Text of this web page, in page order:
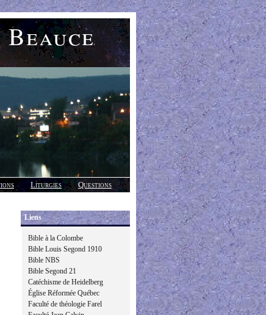
Liturgies
Questions
Liens
Bible à la Colombe
Bible Louis Segond 1910
Bible NBS
Bible Segond 21
Catéchisme de Heidelberg
Église Réformée Québec
Faculté de théologie Farel